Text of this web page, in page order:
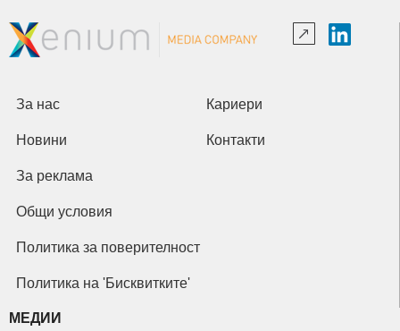
За нас Кариери
Новини Контакти
За реклама
Общи условия
Политика за поверителност
Политика на 'Бисквитките'
МЕДИИ